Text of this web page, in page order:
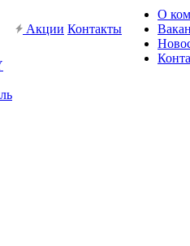
Акции Контакты
О